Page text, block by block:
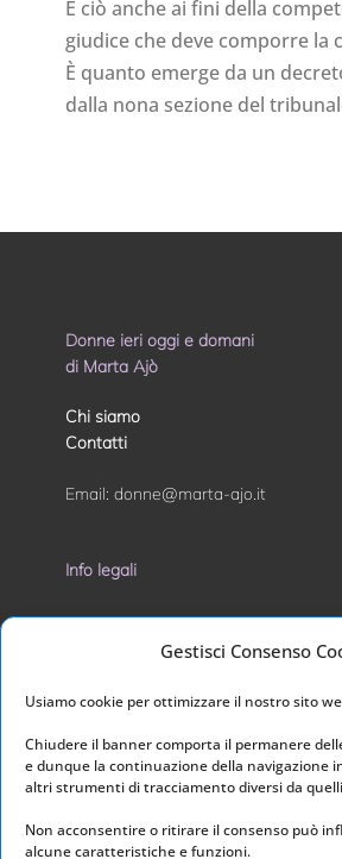
Gestisci Consenso
Usiamo cookie per ottimizzare il nostro sito
Chiudere il banner comporta il permanere
e dunque la continuazione della navigazione
altri strumenti di tracciamento diversi da
Non acconsentire o ritirare il consenso può
alcune caratteristiche e funzioni.
E ciò anche ai fini della
giudice che deve comporre la
È quanto emerge da un
dalla nona sezione del
Donne ieri oggi e domani
di Marta Ajò
Chi siamo
Contatti
Email: donne@marta-ajo.it
Info legali
Privacy Policy
Cookie Policy